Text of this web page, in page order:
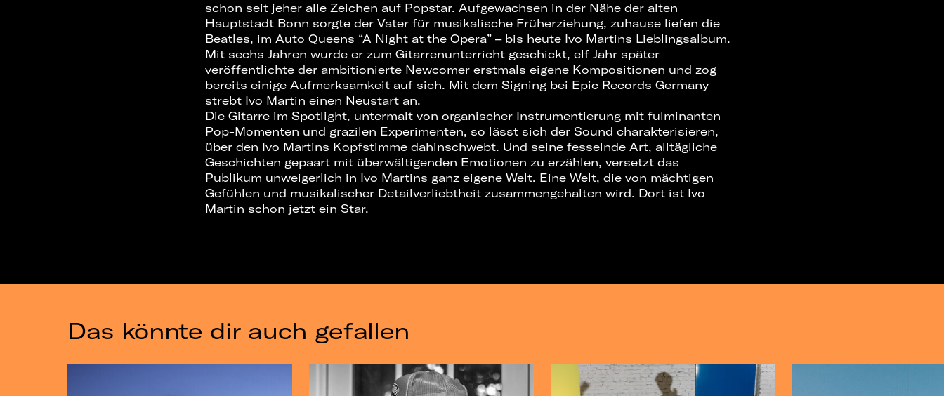
schon seit jeher alle Zeichen auf Popstar. Aufgewachsen in der Nähe der alten
Hauptstadt Bonn sorgte der Vater für musikalische Früherziehung, zuhause liefen die
Beatles, im Auto Queens “A Night at the Opera” – bis heute Ivo Martins Lieblingsalbum.
Mit sechs Jahren wurde er zum Gitarrenunterricht geschickt, elf Jahr später
veröffentlichte der ambitionierte Newcomer erstmals eigene Kompositionen und zog
bereits einige Aufmerksamkeit auf sich. Mit dem Signing bei Epic Records Germany
strebt Ivo Martin einen Neustart an.
Die Gitarre im Spotlight, untermalt von organischer Instrumentierung mit fulminanten
Pop-Momenten und grazilen Experimenten, so lässt sich der Sound charakterisieren,
über den Ivo Martins Kopfstimme dahinschwebt. Und seine fesselnde Art, alltägliche
Geschichten gepaart mit überwältigenden Emotionen zu erzählen, versetzt das
Publikum unweigerlich in Ivo Martins ganz eigene Welt. Eine Welt, die von mächtigen
Gefühlen und musikalischer Detailverliebtheit zusammengehalten wird. Dort ist Ivo
Martin schon jetzt ein Star.
Das könnte dir auch gefallen